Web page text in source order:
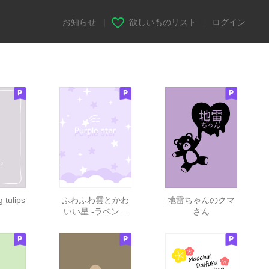
お知らせ 欲しいものリスト ログイン
tulips
ふわふわ雲とかわ
いい星 -ラベンダ
地雷ちゃんのクマ
さん